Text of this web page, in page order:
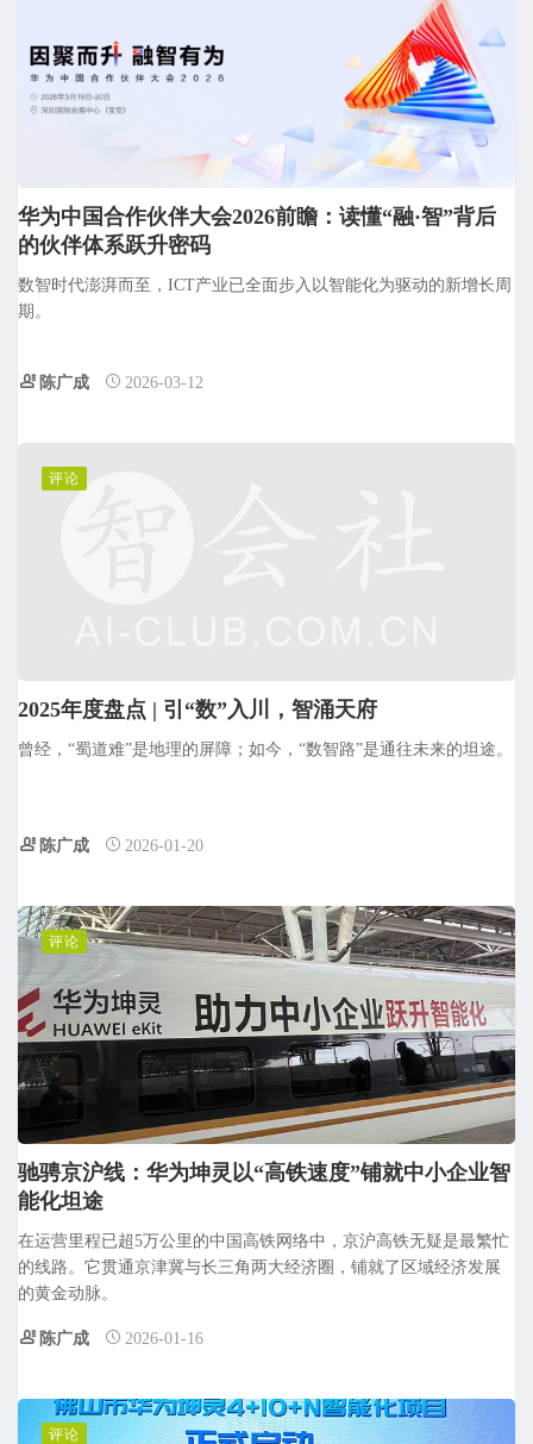
华为中国合作伙伴大会2026前瞻：读懂“融·智”背后
的伙伴体系跃升密码
数智时代澎湃而至，ICT产业已全面步入以智能化为驱动的新增长周
期。
陈广成 2026-03-12
2025年度盘点 | 引“数”入川，智涌天府
曾经，“蜀道难”是地理的屏障；如今，“数智路”是通往未来的坦途。
陈广成 2026-01-20
评论
驰骋京沪线：华为坤灵以“高铁速度”铺就中小企业智
能化坦途
在运营里程已超5万公里的中国高铁网络中，京沪高铁无疑是最繁忙
的线路。它贯通京津冀与长三角两大经济圈，铺就了区域经济发展
的黄金动脉。
陈广成 2026-01-16
评论
评论